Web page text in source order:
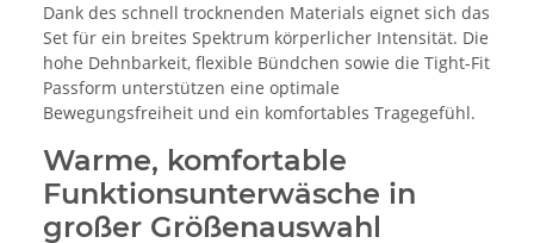
Dank des schnell trocknenden Materials eignet sich das
Set für ein breites Spektrum körperlicher Intensität. Die
hohe Dehnbarkeit, flexible Bündchen sowie die Tight-Fit
Passform unterstützen eine optimale
Bewegungsfreiheit und ein komfortables Tragegefühl.
Warme, komfortable
Funktionsunterwäsche in
großer Größenauswahl